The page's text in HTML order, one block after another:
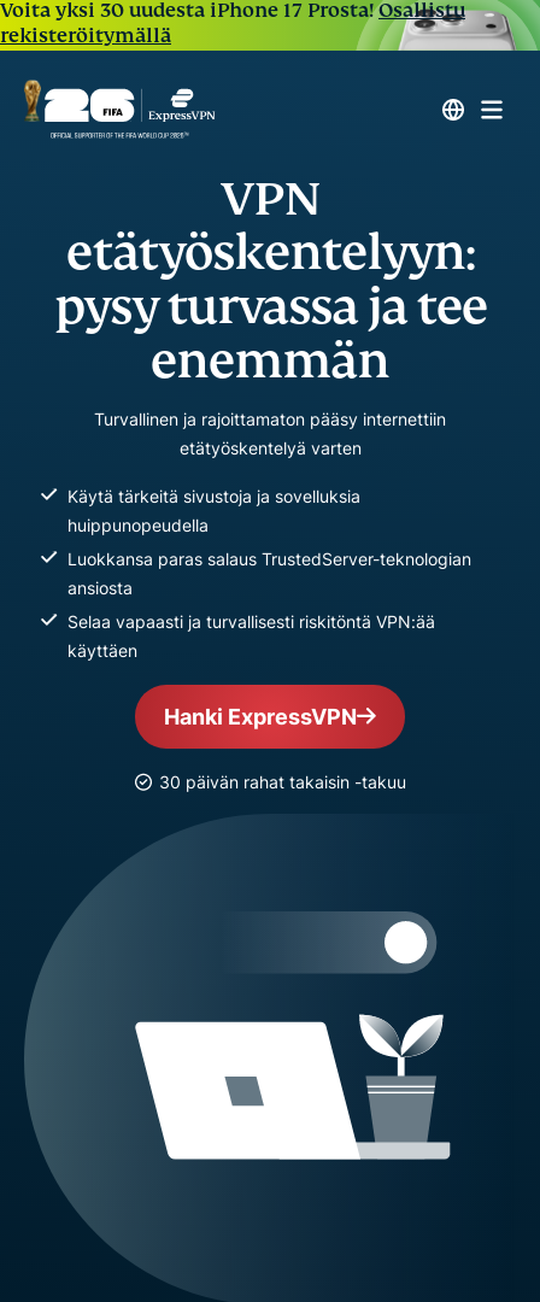
Voita yksi 30 uudesta iPhone 17 Prosta!Osallistu
rekisteröitymällä
VPN
etätyöskentelyyn:
pysy turvassa ja tee
enemmän
Turvallinen ja rajoittamaton pääsy internettiin
etätyöskentelyä varten
Käytä tärkeitä sivustoja ja sovelluksia
huippunopeudella
Luokkansa paras salaus TrustedServer-teknologian
ansiosta
Selaa vapaasti ja turvallisesti riskitöntä VPN:ää
käyttäen
Hanki ExpressVPN
30 päivän rahat takaisin -takuu